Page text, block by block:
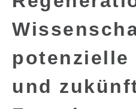
potenzielle
und